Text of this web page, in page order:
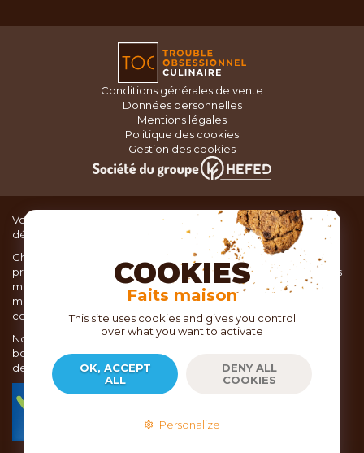
Conditions générales de vente
Données personnelles
Mentions légales
Politique des cookies
Gestion des cookies
Vous recherchez du matériel de cuisine pour concocter de
délicieux plats ou des pâtisseries dignes d’un grand chef ?
Chez TOC, boutique d’ustensiles de cuisine, nous vous
proposons une large sélection de produits issus des meilleures
marques de matériel de cuisine: Ustensiles de pâtisserie,
matériel de cuisson, service de table, ustensiles de cuisine,
coutellerie, set picnic.
Nous vous réservons un accueil chaleureux au sein de nos 21
boutiques, mais vous trouverez également tout votre matériel
de cuisine en ligne sur notre site internet toc.fr
commerce et de la vente à distance depuis 2018.
COOKIES
Faits maison
This site uses cookies and gives you control
over what you want to activate
OK, ACCEPT
ALL
DENY ALL
COOKIES
Personalize